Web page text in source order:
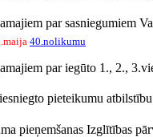
par sasniegumiem
40.nolikumu
par iegūto 1., 2.,
pieteikumu
pieņemšanas Izglītības